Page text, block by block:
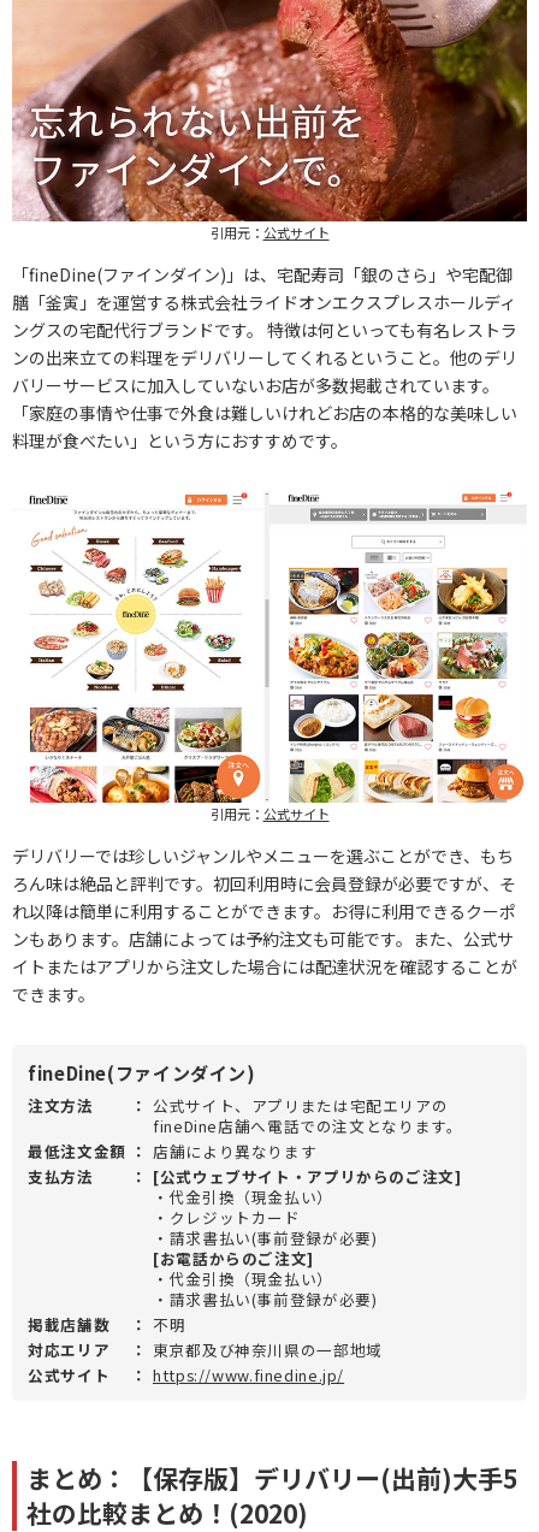
引用元： 公式サイト
「fineDine(ファインダイン)」は、宅配寿司「銀のさら」や宅配御
膳「釜寅」を運営する株式会社ライドオンエクスプレスホールディ
ングスの宅配代行ブランドです。 特徴は何といっても有名レストラ
ンの出来立ての料理をデリバリーしてくれるということ。他のデリ
バリーサービスに加入していないお店が多数掲載されています。
「家庭の事情や仕事で外食は難しいけれどお店の本格的な美味しい
料理が食べたい」という方におすすめです。
引用元： 公式サイト
デリバリーでは珍しいジャンルやメニューを選ぶことができ、もち
ろん味は絶品と評判です。初回利用時に会員登録が必要ですが、そ
れ以降は簡単に利用することができます。お得に利用できるクーポ
ンもあります。店舗によっては予約注文も可能です。また、公式サ
イトまたはアプリから注文した場合には配達状況を確認することが
できます。
fineDine(ファインダイン)
注文方法 ： 公式サイト、アプリまたは宅配エリアの
fineDine店舗へ電話での注文となります。
最低注文金額 ： 店舗により異なります
支払方法
： [公式ウェブサイト・アプリからのご注文]
・代金引換（現金払い）
・クレジットカード
・請求書払い(事前登録が必要)
[お電話からのご注文]
・代金引換（現金払い）
・請求書払い(事前登録が必要)
掲載店舗数
： 不明
対応エリア
： 東京都及び神奈川県の一部地域
公式サイト
： https://www.finedine.jp/
まとめ：【保存版】デリバリー(出前)大手5
社の比較まとめ！(2020)